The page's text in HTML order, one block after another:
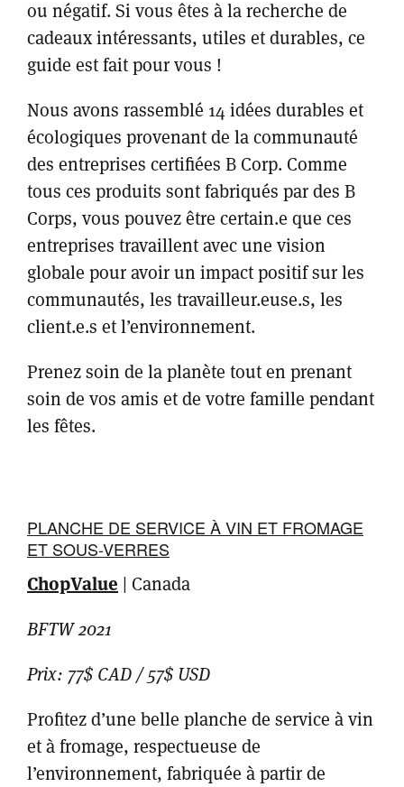
ou négatif. Si vous êtes à la recherche de
cadeaux intéressants, utiles et durables, ce
guide est fait pour vous !
Nous avons rassemblé 14 idées durables et
écologiques provenant de la communauté
des entreprises certifiées B Corp. Comme
tous ces produits sont fabriqués par des B
Corps, vous pouvez être certain.e que ces
entreprises travaillent avec une vision
globale pour avoir un impact positif sur les
communautés, les travailleur.euse.s, les
client.e.s et l’environnement.
Prenez soin de la planète tout en prenant
soin de vos amis et de votre famille pendant
les fêtes.
PLANCHE DE SERVICE À VIN ET FROMAGE
ET SOUS-VERRES
ChopValue | Canada
BFTW 2021
Prix: 77$ CAD / 57$ USD
Profitez d’une belle planche de service à vin
et à fromage, respectueuse de
l’environnement, fabriquée à partir de